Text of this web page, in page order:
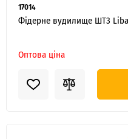
17014
Фідерне вудилище ШТ3
Оптова ціна